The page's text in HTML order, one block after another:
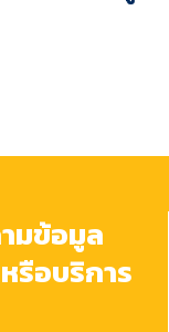
มข้อมูล
รือบริการ